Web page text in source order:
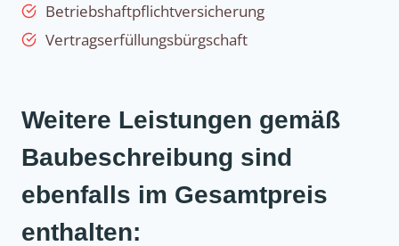
Betriebshaftpflichtversicherung
Vertragserfüllungsbürgschaft
Weitere Leistungen gemäß
Baubeschreibung sind
ebenfalls im Gesamtpreis
enthalten: